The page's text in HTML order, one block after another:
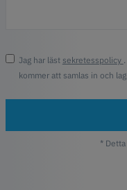
Jag har läst sekretesspolicy
kommer att samlas in och
*